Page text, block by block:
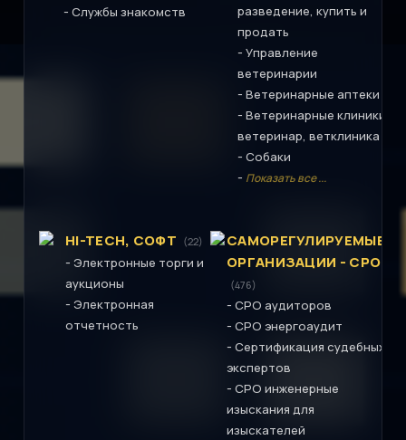
- Службы знакомств
разведение, купить и
продать
- Управление
ветеринарии
- Ветеринарные аптеки
- Ветеринарные клиники,
ветеринар, ветклиника
- Собаки
- Показать все ...
HI-TECH, СОФТ (22)
- Электронные торги и
аукционы
- Электронная
отчетность
САМОРЕГУЛИРУЕМЫЕ
ОРГАНИЗАЦИИ - СРО
(476)
- СРО аудиторов
- СРО энергоаудит
- Сертификация судебных
экспертов
- СРО инженерные
изыскания для
изыскателей